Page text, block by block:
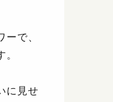
で、
に見せ